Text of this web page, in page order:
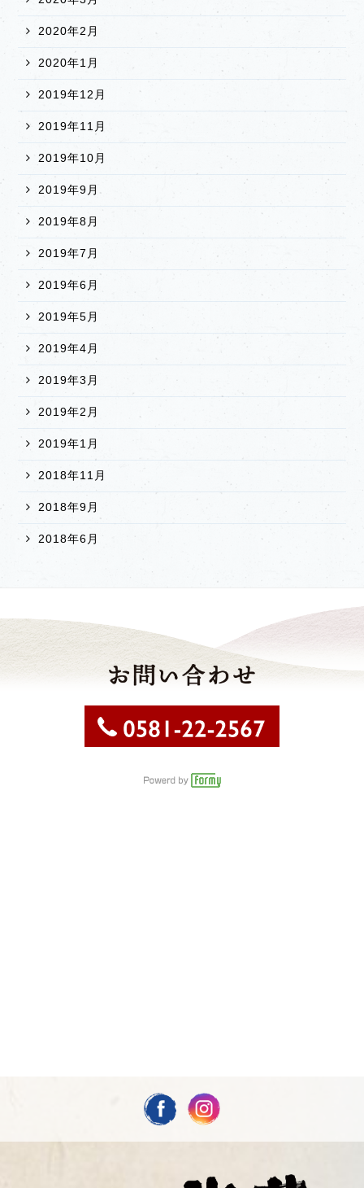
2020年2月
2020年1月
2019年12月
2019年11月
2019年10月
2019年9月
2019年8月
2019年7月
2019年6月
2019年5月
2019年4月
2019年3月
2019年2月
2019年1月
2018年11月
2018年9月
2018年6月